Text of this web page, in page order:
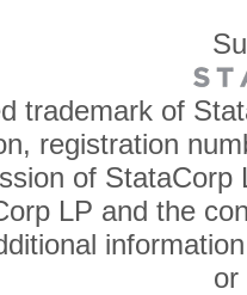
trademark of
registration
of
LP and the
or